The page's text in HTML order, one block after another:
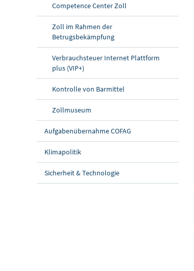
Competence Center Zoll
Zoll im Rahmen der
Betrugsbekämpfung
Verbrauchsteuer Internet Plattform
plus (VIP+)
Kontrolle von Barmittel
Zollmuseum
Aufgabenübernahme COFAG
Klimapolitik
Sicherheit & Technologie